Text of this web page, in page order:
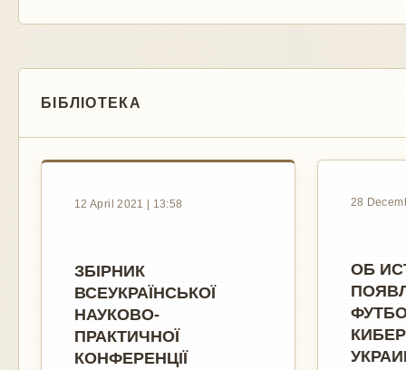
БІБЛІОТЕКА
12 April 2021 | 13:58
ЗБІРНИК
ВСЕУКРАЇНСЬКОЇ
НАУКОВО-
ПРАКТИЧНОЇ
КОНФЕРЕНЦІЇ
28
ОБ